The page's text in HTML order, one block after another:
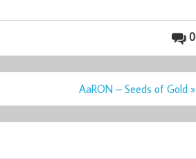
0
AaRON – Seeds of Gold »